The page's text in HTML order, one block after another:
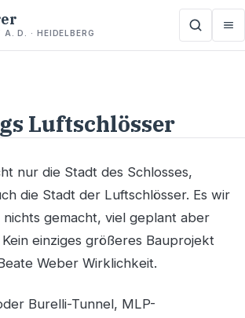
D. · HEIDELBERG
Luftschlösser
nur die Stadt des Schlosses,
die Stadt der Luftschlösser. Es wir
gemacht, viel geplant aber
einziges größeres Bauprojekt
Weber Wirklichkeit.
Burelli-Tunnel, MLP-